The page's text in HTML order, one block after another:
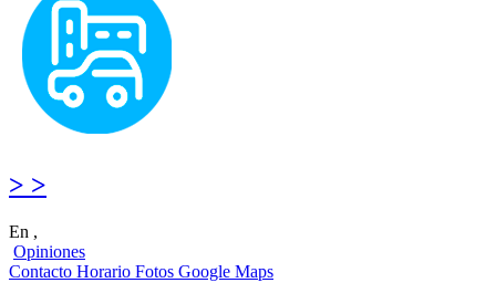
> >
En ,
Opiniones
Contacto Horario Fotos Google Maps